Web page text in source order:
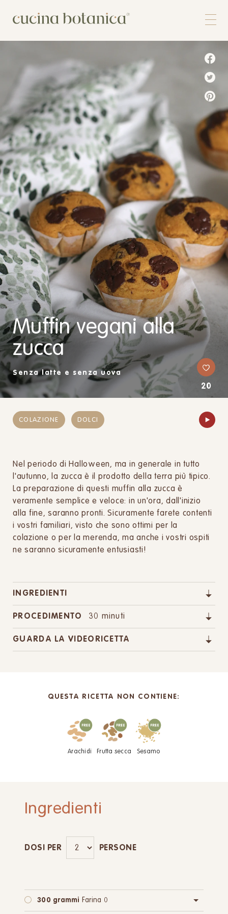
Shop
Contatti
Muffin vegani alla
zucca
Senza latte e senza uova
20
COLAZIONE DOLCI
Nel periodo di Halloween, ma in generale in tutto
l'autunno, la zucca è il prodotto della terra più tipico.
La preparazione di questi muffin alla zucca è
veramente semplice e veloce: in un'ora, dall'inizio
alla fine, saranno pronti. Sicuramente farete contenti
i vostri familiari, visto che sono ottimi per la
colazione o per la merenda, ma anche i vostri ospiti
ne saranno sicuramente entusiasti!
INGREDIENTI
PROCEDIMENTO 30 minuti
GUARDA LA VIDEORICETTA
QUESTA RICETTA NON CONTIENE:
Arachidi Frutta secca Sesamo
Ingredienti
DOSI PER PERSONE
300 grammi Farina 0
oppure:300 grammiFarina integrale